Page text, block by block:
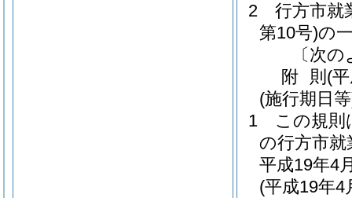
2
行方市就
第10号)の
〔次
附 則 (
(施行期日
1
この規則
の行方市就
平成19年4
(平成19年